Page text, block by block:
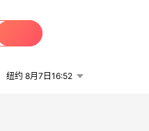
纽约 8月7日16:52